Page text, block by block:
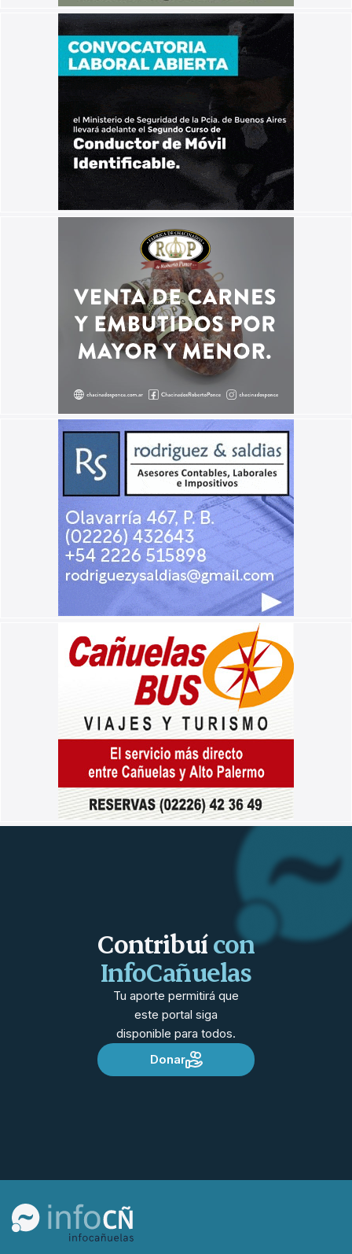
Contribuícon
InfoCañuelas
Tu aporte permitirá que
este portal siga
disponible para todos.
Donar